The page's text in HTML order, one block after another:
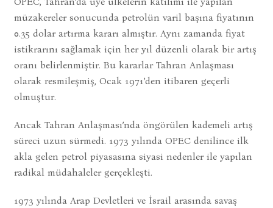
müzakereler sonucunda petrolün varil başına fiyatının
0.35 dolar artırma kararı almıştır. Aynı zamanda fiyat
istikrarını sağlamak için her yıl düzenli olarak bir artış
oranı belirlenmiştir. Bu kararlar Tahran Anlaşması
olarak resmileşmiş, Ocak 1971’den itibaren geçerli
olmuştur.
Ancak Tahran Anlaşması’nda öngörülen kademeli artış
süreci uzun sürmedi. 1973 yılında OPEC denilince ilk
akla gelen petrol piyasasına siyasi nedenler ile yapılan
radikal müdahaleler gerçekleşti.
1973 yılında Arap Devletleri ve İsrail arasında savaş